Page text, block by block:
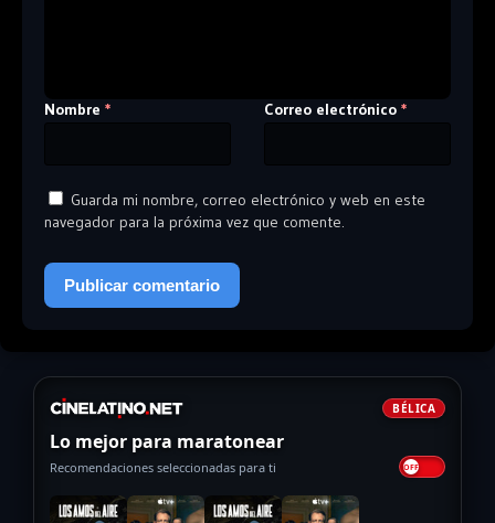
Nombre * Correo electrónico *
Guarda mi nombre, correo electrónico y web en este
navegador para la próxima vez que comente.
BÉLICA
Lo mejor para maratonear
Recomendaciones seleccionadas para ti